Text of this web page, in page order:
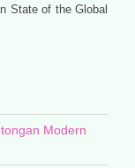
State of the Global
Modern